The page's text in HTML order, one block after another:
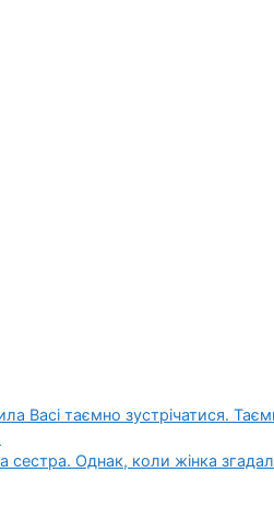
Васі таємно зустрічатися.
сестра. Однак, коли жінка